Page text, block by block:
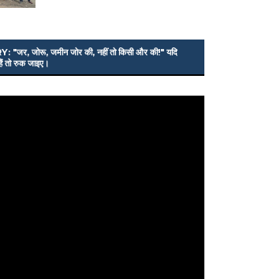
जोरू, जमीन जोर की, नहीं तो किसी और की!" यदि
तो रुक जाइए।